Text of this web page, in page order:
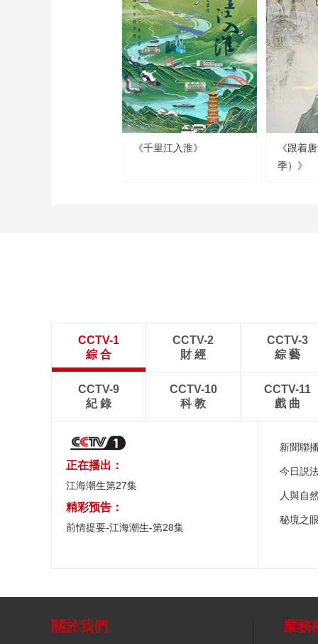
《千里江入淮》
《跟着
季）》
CCTV-1
綜 合
CCTV-2
財 經
CCTV-3
綜 藝
CCTV-9
紀 錄
CCTV-10
科 教
CCTV-11
戲 曲
正在播出：
江海潮生第27集
精彩预告：
前情提要-江海潮生-第28集
新聞聯
今日説
人與自
秘境之
關於我們 業務